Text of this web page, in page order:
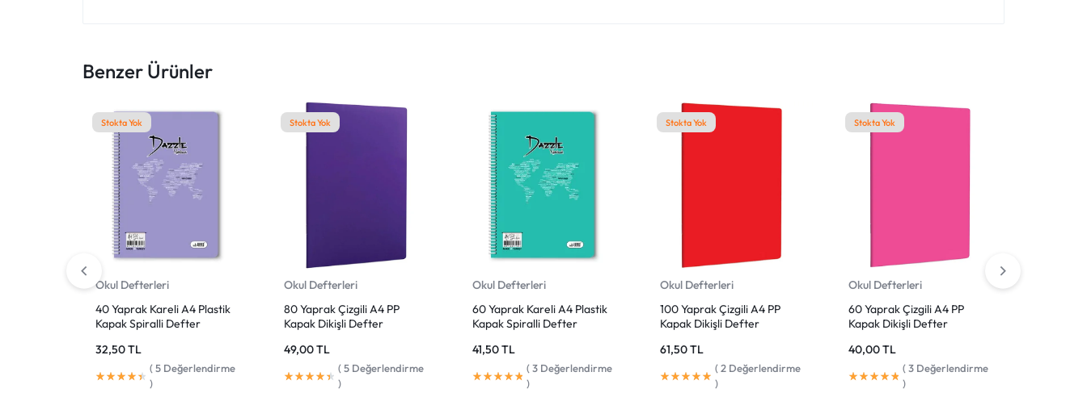
HEMEN
Benzer Ürünler
Stokta Yok
Okul Defterleri
40 Yaprak Kareli A4 Plastik
Kapak Spiralli Defter
32,50TL
(5 Değerlendirme
)
Stokta Yok
Okul Defterleri
80 Yaprak Çizgili A4 PP
Kapak Dikişli Defter
49,00TL
(5Değerlendirme
)
Okul Defterleri
60 Yaprak Kareli A4 Plastik
Kapak Spiralli Defter
41,50TL
(3Değerlendirme
)
Stokta Yok
Okul Defterleri
100 Yaprak Çizgili A4 PP
Kapak Dikişli Defter
61,50TL
(2Değerlendirme
)
Stokta Yok
Okul Defterleri
60 Yaprak Çizgili A4 PP
Kapak Dikişli Defter
40,00TL
(3 Değerlendirme
)